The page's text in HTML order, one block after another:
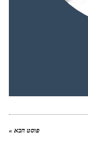
פוסט הבא »